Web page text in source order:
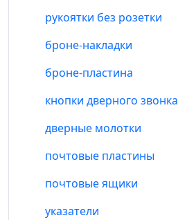
рукоятки без розетки
броне-накладки
броне-пластина
кнопки дверного звонка
дверные молотки
почтовые пластины
почтовые ящики
указатели